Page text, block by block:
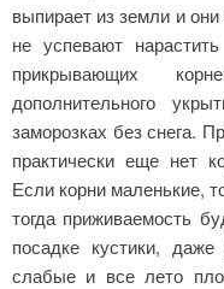
выпирает из земли и они
не успевают
прикрывающих
дополнительного
заморозках без снега.
практически еще нет
Если корни маленькие,
тогда приживаемость
посадке кустики,
слабые и все лето